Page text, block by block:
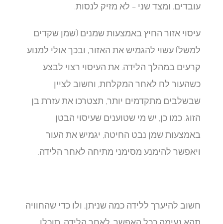
עובדים. ומצד שני – לא מזיק לנסות.
עיסוי אזור החיץ באמצעות שמנים (שמן שקדים
למשל) עשוי להגמיש את האזור, ובכך אולי למנוע
קרעים במהלך הלידה. את העיסוי רצוי לבצע
כשהעור לח לאחר המקלחת, וחשוב לציין
שבשלבים מתקדמים יותר, תצטרכו את עזרת בן
הזוג. כמו כן, יש מי שטוענים שעיסוי הבטן
באמצעות שמן נבט החיטה, יגמיש את העור
ויאפשר להימנע מסימני מתיחה לאחר הלידה.
חשוב להיערך ללידה כמה שניתן, ולו כדי שהחוויה